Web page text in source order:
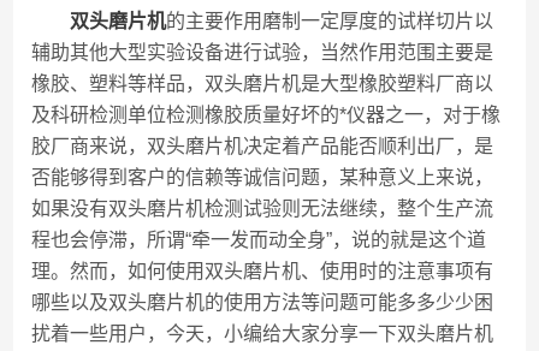
双头磨片机的主要作用磨制一定厚度的试样切片以
辅助其他大型实验设备进行试验，当然作用范围主要是
橡胶、塑料等样品，双头磨片机是大型橡胶塑料厂商以
及科研检测单位检测橡胶质量好坏的*仪器之一，对于橡
胶厂商来说，双头磨片机决定着产品能否顺利出厂，是
否能够得到客户的信赖等诚信问题，某种意义上来说，
如果没有双头磨片机检测试验则无法继续，整个生产流
程也会停滞，所谓“牵一发而动全身”，说的就是这个道
理。然而，如何使用双头磨片机、使用时的注意事项有
哪些以及双头磨片机的使用方法等问题可能多多少少困
扰着一些用户，今天，小编给大家分享一下双头磨片机